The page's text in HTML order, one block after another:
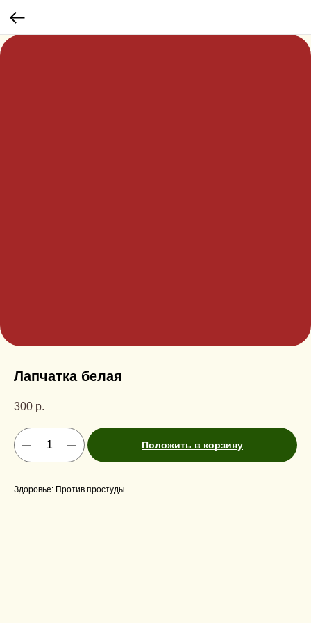
Лапчатка белая
300 р.
Положить в корзину
Здоровье: Против простуды